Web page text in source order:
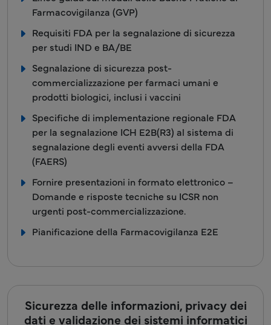
Farmacovigilanza (GVP)
Requisiti FDA per la segnalazione di sicurezza
per studi IND e BA/BE
Segnalazione di sicurezza post-
commercializzazione per farmaci umani e
prodotti biologici, inclusi i vaccini
Specifiche di implementazione regionale FDA
per la segnalazione ICH E2B(R3) al sistema di
segnalazione degli eventi avversi della FDA
(FAERS)
Fornire presentazioni in formato elettronico –
Domande e risposte tecniche su ICSR non
urgenti post-commercializzazione.
Pianificazione della Farmacovigilanza E2E
Sicurezza delle informazioni, privacy dei
dati e validazione dei sistemi informatici